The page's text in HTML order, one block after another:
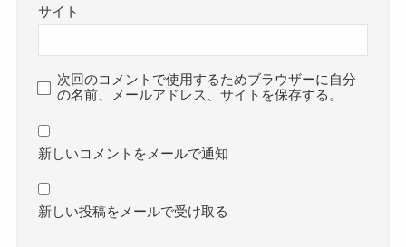
サイト
次回のコメントで使用するためブラウザーに自分
の名前、メールアドレス、サイトを保存する。
新しいコメントをメールで通知
新しい投稿をメールで受け取る